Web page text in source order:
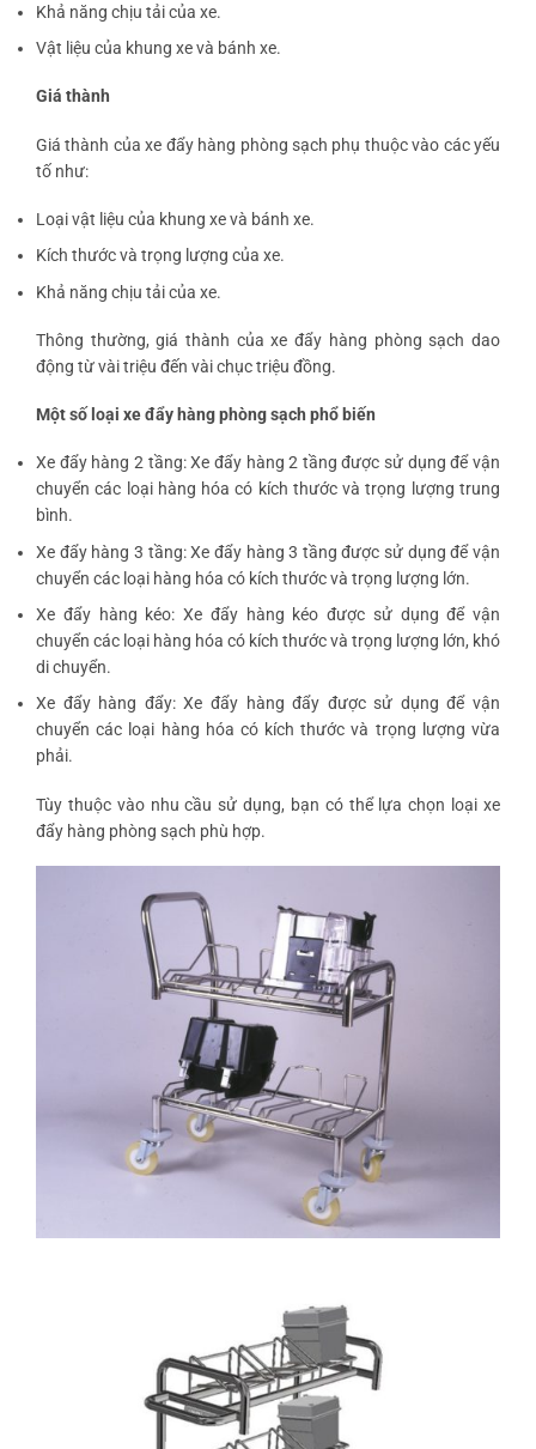
Khả năng chịu tải của xe.
Vật liệu của khung xe và bánh xe.
Giá thành
Giá thành của xe đẩy hàng phòng sạch phụ thuộc vào các yếu
tố như:
Loại vật liệu của khung xe và bánh xe.
Kích thước và trọng lượng của xe.
Khả năng chịu tải của xe.
Thông thường, giá thành của xe đẩy hàng phòng sạch dao
động từ vài triệu đến vài chục triệu đồng.
Một số loại xe đẩy hàng phòng sạch phổ biến
Xe đẩy hàng 2 tầng: Xe đẩy hàng 2 tầng được sử dụng để vận
chuyển các loại hàng hóa có kích thước và trọng lượng trung
bình.
Xe đẩy hàng 3 tầng: Xe đẩy hàng 3 tầng được sử dụng để vận
chuyển các loại hàng hóa có kích thước và trọng lượng lớn.
Xe đẩy hàng kéo: Xe đẩy hàng kéo được sử dụng để vận
chuyển các loại hàng hóa có kích thước và trọng lượng lớn, khó
di chuyển.
Xe đẩy hàng đẩy: Xe đẩy hàng đẩy được sử dụng để vận
chuyển các loại hàng hóa có kích thước và trọng lượng vừa
phải.
Tùy thuộc vào nhu cầu sử dụng, bạn có thể lựa chọn loại xe
đẩy hàng phòng sạch phù hợp.